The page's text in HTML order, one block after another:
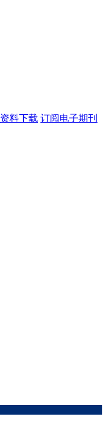
资料下载 订阅电子期刊